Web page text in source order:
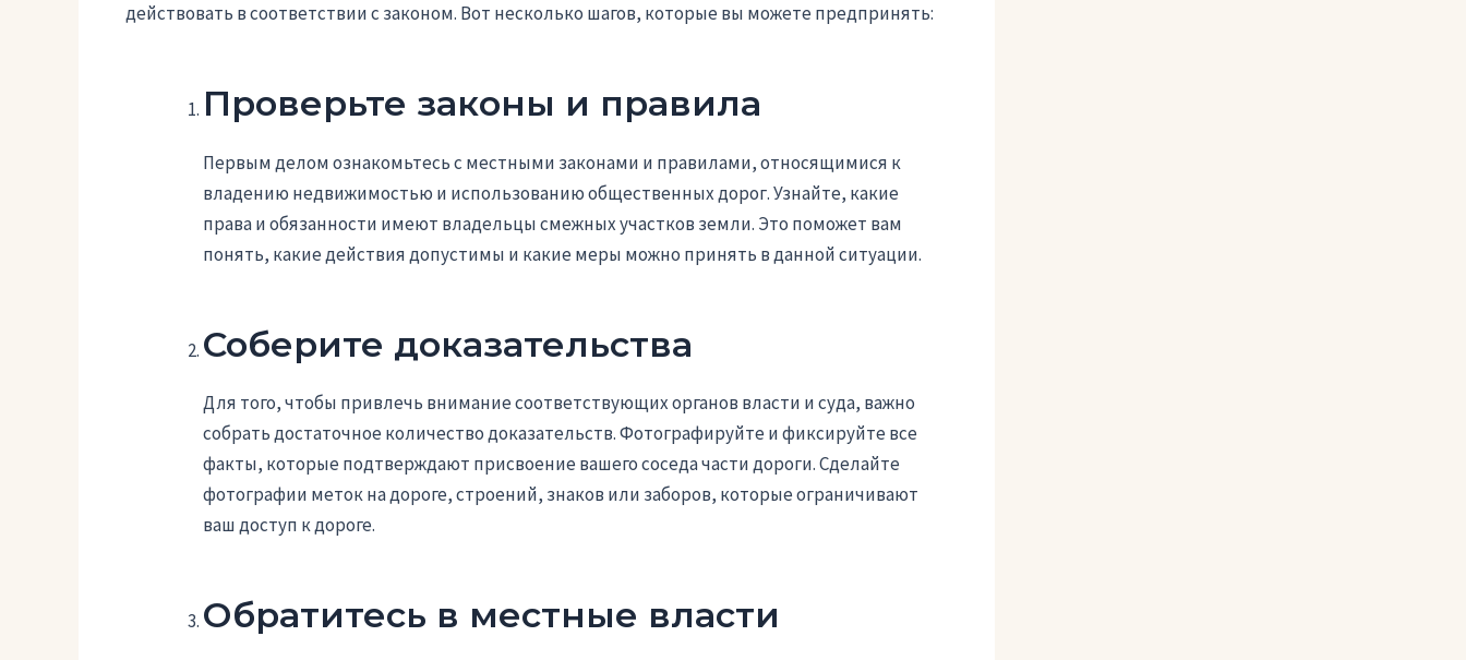
действовать в соответствии с законом. Вот несколько шагов, которые вы можете предпринять:
Проверьте законы и правила
Первым делом ознакомьтесь с местными законами и правилами, относящимися к
владению недвижимостью и использованию общественных дорог. Узнайте, какие
права и обязанности имеют владельцы смежных участков земли. Это поможет вам
понять, какие действия допустимы и какие меры можно принять в данной ситуации.
Соберите доказательства
Для того, чтобы привлечь внимание соответствующих органов власти и суда, важно
собрать достаточное количество доказательств. Фотографируйте и фиксируйте все
факты, которые подтверждают присвоение вашего соседа части дороги. Сделайте
фотографии меток на дороге, строений, знаков или заборов, которые ограничивают
ваш доступ к дороге.
Обратитесь в местные власти